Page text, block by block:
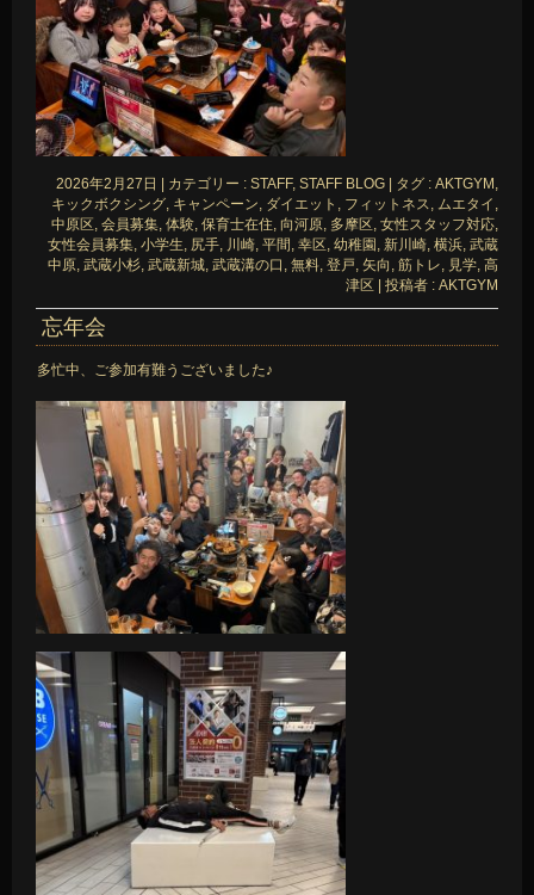
2026年2月27日 | カテゴリー : STAFF, STAFF BLOG | タグ : AKTGYM,
キックボクシング, キャンペーン, ダイエット , フィットネス, ムエタイ ,
中原区, 会員募集, 体験, 保育士在住, 向河原, 多摩区, 女性スタッフ対応,
女性会員募集, 小学生, 尻手, 川崎, 平間, 幸区, 幼稚園, 新川崎, 横浜, 武蔵
中原, 武蔵小杉, 武蔵新城, 武蔵溝の口 , 無料, 登戸, 矢向 , 筋トレ, 見学, 高
津区 | 投稿者 : AKTGYM
忘年会
多忙中、ご参加有難うございました♪